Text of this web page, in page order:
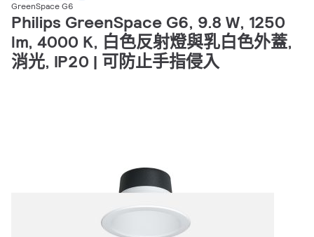
GreenSpace G6
Philips GreenSpace G6, 9.8 W, 1250
lm, 4000 K, 白色反射燈與乳白色外蓋,
消光, IP20 | 可防止手指侵入